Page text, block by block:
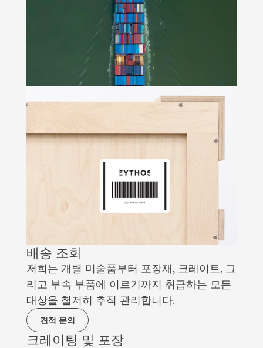
배송 조회
저희는 개별 미술품부터 포장재, 크레이트, 그
리고 부속 부품에 이르기까지 취급하는 모든
대상을 철저히 추적 관리합니다.
견적 문의
크레이팅 및 포장